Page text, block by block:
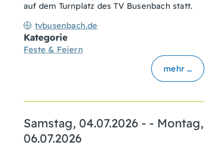
tvbusenbach.de
auf dem Turnplatz des TV Busenbach statt.
Kategorie
Feste & Feiern
mehr …
Samstag, 04.07.2026 - - Montag,
06.07.2026